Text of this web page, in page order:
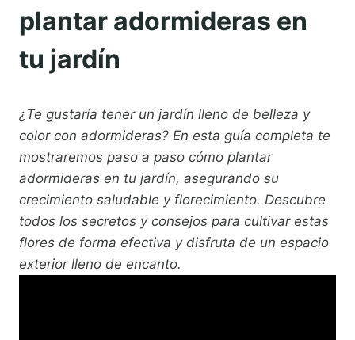
plantar adormideras en
tu jardín
¿Te gustaría tener un jardín lleno de belleza y
color con adormideras? En esta guía completa te
mostraremos paso a paso cómo plantar
adormideras en tu jardín, asegurando su
crecimiento saludable y florecimiento. Descubre
todos los secretos y consejos para cultivar estas
flores de forma efectiva y disfruta de un espacio
exterior lleno de encanto.